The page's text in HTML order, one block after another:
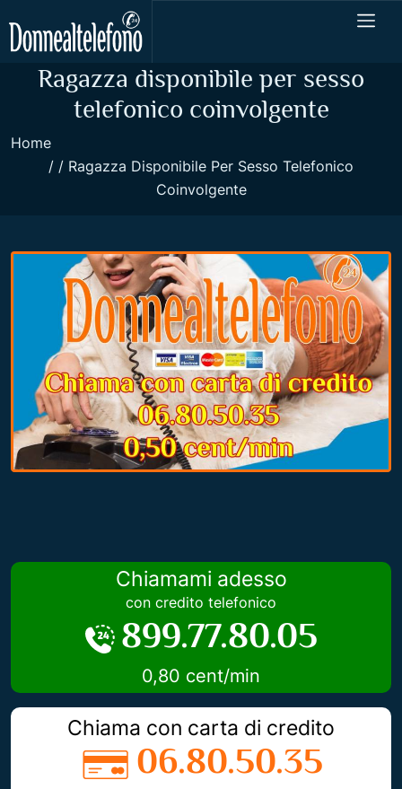
Ragazza disponibile per sesso
telefonico coinvolgente
Home
Ragazza Disponibile Per Sesso Telefonico
Coinvolgente
Chiamami adesso
con credito telefonico
899.77.80.05
0,80 cent/min
Chiama con carta di credito
06.80.50.35